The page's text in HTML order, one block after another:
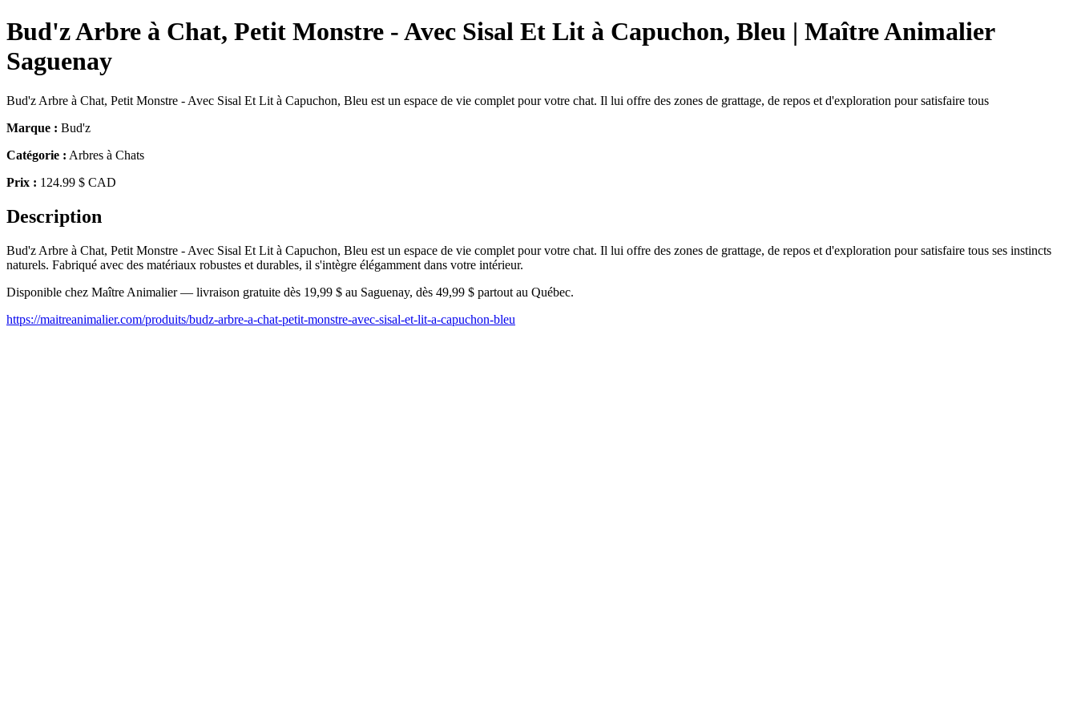
Bud'z Arbre à Chat, Petit Monstre - Avec Sisal Et Lit à Capuchon, Bleu | Maître Animalier
Saguenay
Bud'z Arbre à Chat, Petit Monstre - Avec Sisal Et Lit à Capuchon, Bleu est un espace de vie complet pour votre chat. Il lui offre des zones de grattage, de repos et d'exploration pour satisfaire tous
Marque : Bud'z
Catégorie : Arbres à Chats
Prix : 124.99 $ CAD
Description
Bud'z Arbre à Chat, Petit Monstre - Avec Sisal Et Lit à Capuchon, Bleu est un espace de vie complet pour votre chat. Il lui offre des zones de grattage, de repos et d'exploration pour satisfaire tous ses instincts
naturels. Fabriqué avec des matériaux robustes et durables, il s'intègre élégamment dans votre intérieur.
Disponible chez Maître Animalier — livraison gratuite dès 19,99 $ au Saguenay, dès 49,99 $ partout au Québec.
https://maitreanimalier.com/produits/budz-arbre-a-chat-petit-monstre-avec-sisal-et-lit-a-capuchon-bleu